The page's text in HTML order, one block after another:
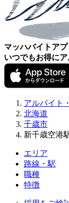
マッハバイトアプ
いつでもお得に
アルバイト
北海道
千歳市
新千歳空港
エリア
路線・駅
職種
特徴